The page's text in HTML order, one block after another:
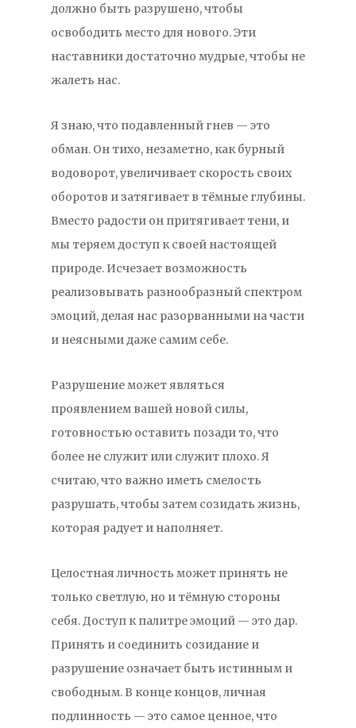
должно быть разрушено, чтобы
освободить место для нового. Эти
наставники достаточно мудрые, чтобы не
жалеть нас.
Я знаю, что подавленный гнев — это
обман. Он тихо, незаметно, как бурный
водоворот, увеличивает скорость своих
оборотов и затягивает в тёмные глубины.
Вместо радости он притягивает тени, и
мы теряем доступ к своей настоящей
природе. Исчезает возможность
реализовывать разнообразный спектром
эмоций, делая нас разорванными на части
и неясными даже самим себе.
Разрушение может являться
проявлением вашей новой силы,
готовностью оставить позади то, что
более не служит или служит плохо. Я
считаю, что важно иметь смелость
разрушать, чтобы затем созидать жизнь,
которая радует и наполняет.
Целостная личность может принять не
только светлую, но и тёмную стороны
себя. Доступ к палитре эмоций — это дар.
Принять и соединить созидание и
разрушение означает быть истинным и
свободным. В конце концов, личная
подлинность — это самое ценное, что